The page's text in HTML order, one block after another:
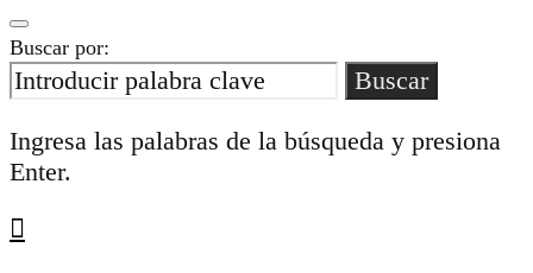
Buscar por:
Buscar
Ingresa las palabras de la búsqueda y presiona
Enter.